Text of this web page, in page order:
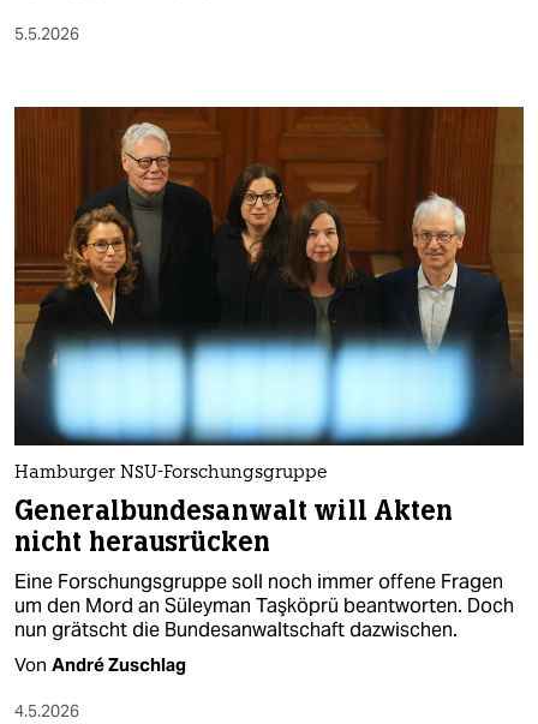
5.5.2026
Hamburger NSU-Forschungsgruppe
Generalbundesanwalt will Akten
nicht herausrücken
Eine Forschungsgruppe soll noch immer offene Fragen
um den Mord an Süleyman Taşköprü beantworten. Doch
nun grätscht die Bundesanwaltschaft dazwischen.
Von André Zuschlag
4.5.2026